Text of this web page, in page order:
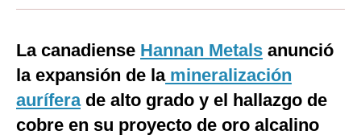
Internacional
Tecnología
La canadiense Hannan Metals anunció
la expansión de lamineralización
auríferade alto grado y el hallazgo de
cobre en su proyecto de oro alcalino